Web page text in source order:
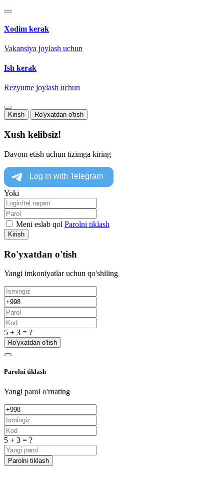
Xodim kerak
Vakansiya joylash uchun
Ish kerak
Rezyume joylash uchun
Kirish Ro'yxatdan o'tish
Xush kelibsiz!
Davom etish uchun tizimga kiring
Yoki
Meni eslab qol Parolni tiklash
Kirish
Ro'yxatdan o'tish
Yangi imkoniyatlar uchun qo'shiling
5 + 3 = ?
Ro'yxatdan o'tish
Parolni tiklash
Yangi parol o'rnating
5 + 3 = ?
Parolni tiklash